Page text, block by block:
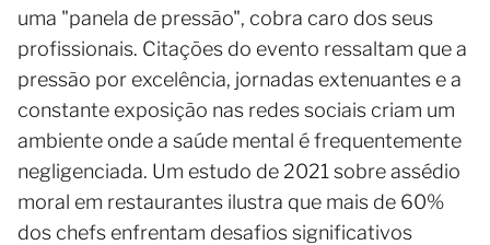
uma "panela de pressão", cobra caro dos seus
profissionais. Citações do evento ressaltam que a
pressão por excelência, jornadas extenuantes e a
constante exposição nas redes sociais criam um
ambiente onde a saúde mental é frequentemente
negligenciada. Um estudo de 2021 sobre assédio
moral em restaurantes ilustra que mais de 60%
dos chefs enfrentam desafios significativos